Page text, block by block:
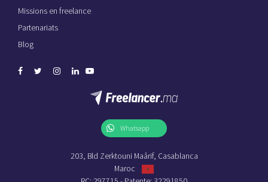
Missions en freelance
Partenariats
Blog
Whatsapp
203, Bld Zerktouni Maârif, Casablanca
Maroc